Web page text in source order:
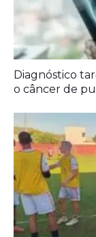
Agora é oficial